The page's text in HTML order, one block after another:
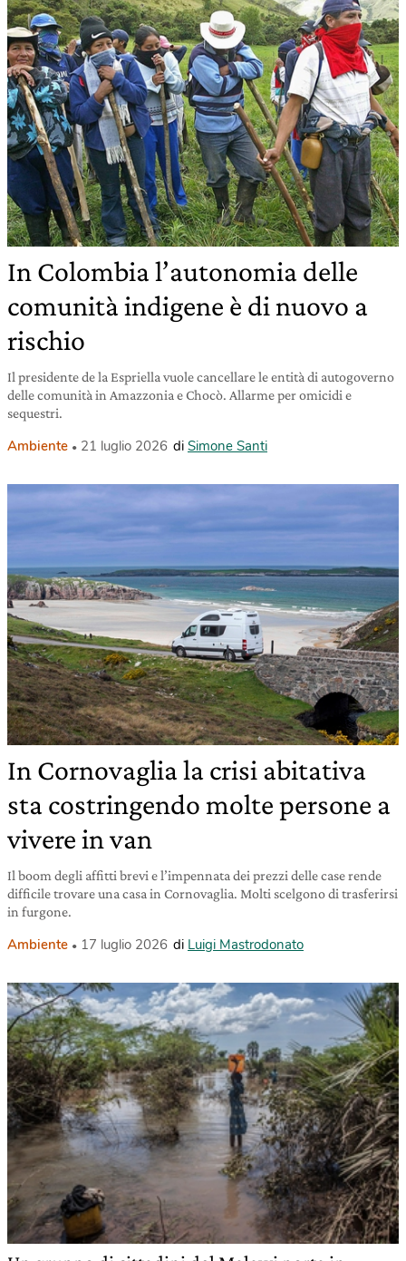
In Colombia l’autonomia delle
comunità indigene è di nuovo a
rischio
Il presidente de la Espriella vuole cancellare le entità di autogoverno
delle comunità in Amazzonia e Chocò. Allarme per omicidi e
sequestri.
Ambiente 21 luglio 2026 di Simone Santi
In Cornovaglia la crisi abitativa
sta costringendo molte persone a
vivere in van
Il boom degli affitti brevi e l’impennata dei prezzi delle case rende
difficile trovare una casa in Cornovaglia. Molti scelgono di trasferirsi
in furgone.
Ambiente 17 luglio 2026 di Luigi Mastrodonato